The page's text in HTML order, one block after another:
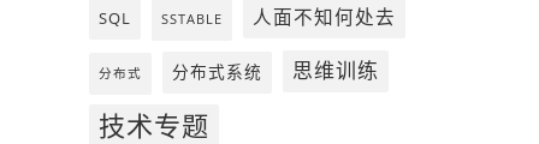
SQL SSTABLE 人面不知何处去
分布式 分布式系统 思维训练
技术专题